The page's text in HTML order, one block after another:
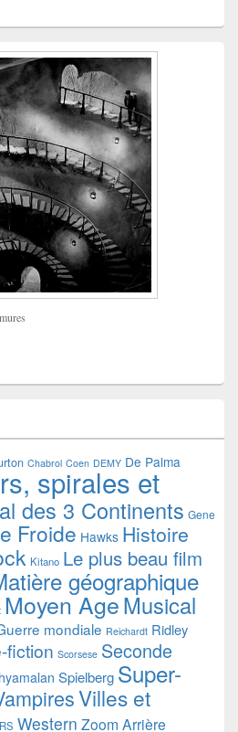
Chabrol Coen DEMY De Palma
spirales et
des 3 Continents Gene
Froide Hawks Histoire
Kitano Le plus beau film
géographique
Moyen AgeMusical
mondiale Reichardt Ridley
fiction Scorsese Seconde
Spielberg Super-
Villes et
Western Zoom Arrière